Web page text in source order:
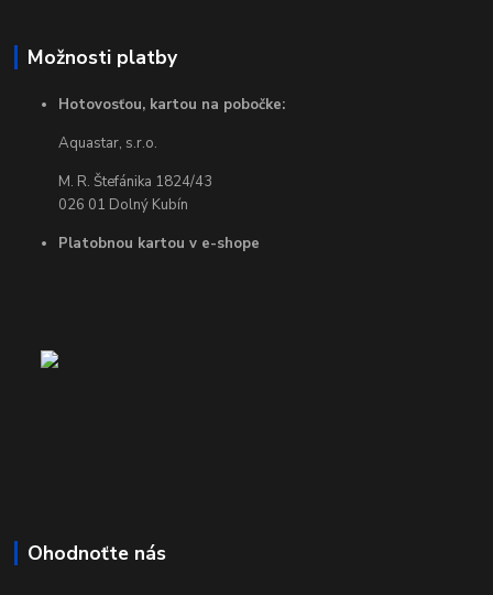
Možnosti platby
Hotovosťou, kartou na pobočke:
Aquastar, s.r.o.
M. R. Štefánika 1824/43
026 01 Dolný Kubín
Platobnou kartou v e-shope
Ohodnoťte nás